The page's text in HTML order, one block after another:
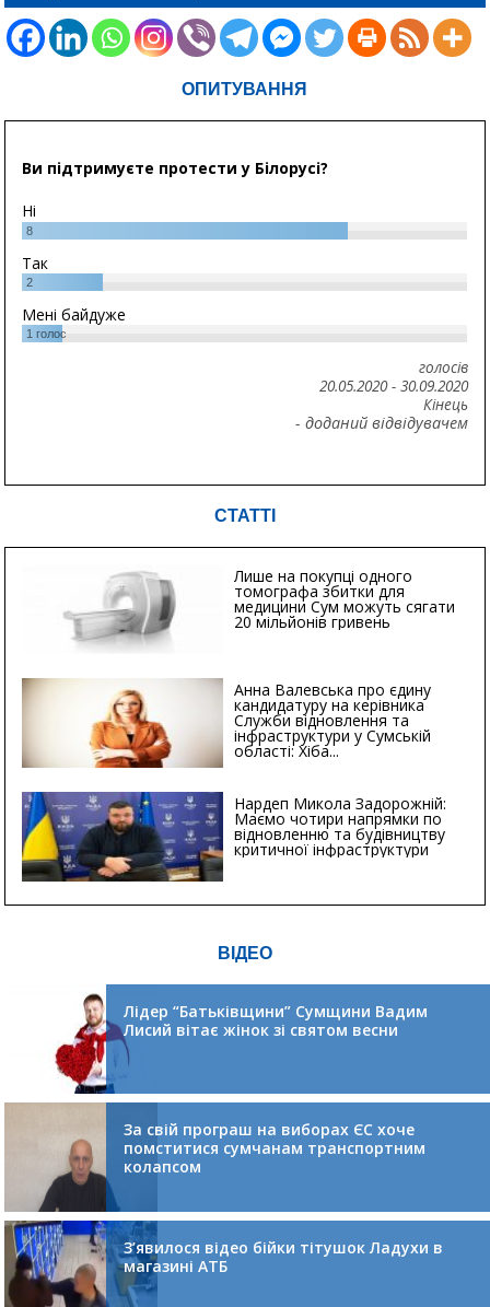
ОПИТУВАННЯ
Ви підтримуєте протести у Білорусі?
Ні
8
Так
2
Мені байдуже
1 голос
голосів
20.05.2020- 30.09.2020
Кінець
- доданий відвідувачем
СТАТТІ
Лише на покупці одного
томографа збитки для
медицини Сум можуть сягати
20 мільйонів гривень
Анна Валевська про єдину
кандидатуру на керівника
Служби відновлення та
інфраструктури у Сумській
області: Хіба...
Нардеп Микола Задорожній:
Маємо чотири напрямки по
відновленню та будівництву
критичної інфраструктури
ВІДЕО
Лідер “Батьківщини” Сумщини Вадим
Лисий вітає жінок зі святом весни
За свій програш на виборах ЄС хоче
помститися сумчанам транспортним
колапсом
З’явилося відео бійки тітушок Ладухи в
магазині АТБ